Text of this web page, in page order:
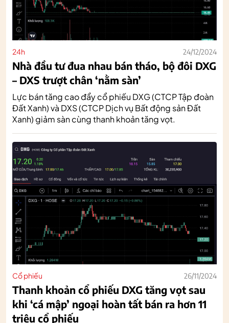
24h 24/12/2024
Nhà đầu tư đua nhau bán tháo, bộ đôi DXG
– DXS trượt chân ‘nằm sàn’
Lực bán tăng cao đẩy cổ phiếu DXG (CTCP Tập đoàn
Đất Xanh) và DXS (CTCP Dịch vụ Bất động sản Đất
Xanh) giảm sàn cùng thanh khoản tăng vọt.
Cổ phiếu 26/11/2024
Thanh khoản cổ phiếu DXG tăng vọt sau
khi ‘cá mập’ ngoại hoàn tất bán ra hơn 11
triệu cổ phiếu